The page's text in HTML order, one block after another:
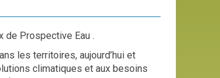
de Prospective Eau .
les territoires, aujourd’hui et
climatiques et aux besoins